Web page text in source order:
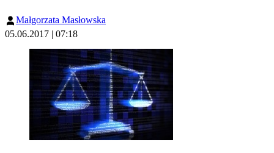
Małgorzata Masłowska
05.06.2017 | 07:18